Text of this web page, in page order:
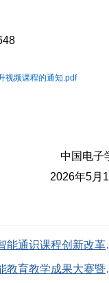
视频课程的通知.pdf
中国电子
2026年5月
上一篇：关
下一篇：关